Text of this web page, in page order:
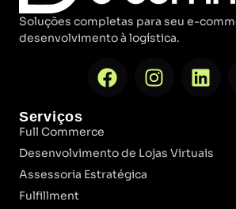
Soluções completas para seu e-
desenvolvimento à logística.
Serviços
Full Commerce
Desenvolvimento de Lojas Virtuais
Assessoria Estratégica
Fulfillment